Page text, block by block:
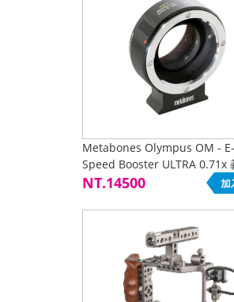
Metabones Olympus OM -
Speed Booster ULTRA 0.71x
代理公司貨
NT.14500